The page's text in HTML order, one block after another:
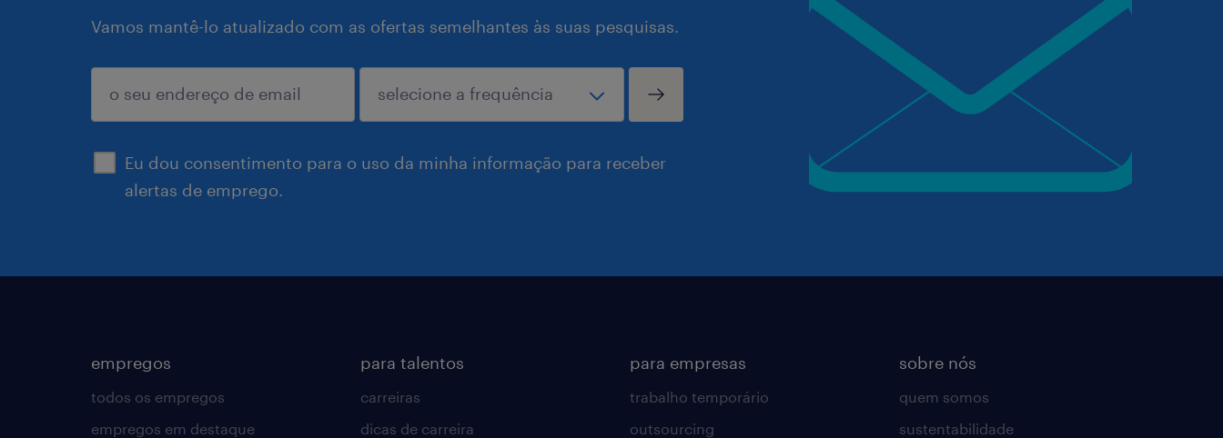
Vamos mantê-lo atualizado com as ofertas semelhantes às suas pesquisas.
Eu dou consentimento para o uso da minha informação para receber
alertas de emprego.
enviar
empregos
todos os empregos
empregos em destaque
para talentos
carreiras
dicas de carreira
para empresas
trabalho temporário
outsourcing
sobre nós
quem somos
sustentabilidade